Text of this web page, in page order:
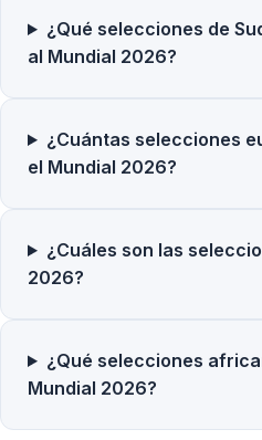
¿Qué selecciones de
al Mundial 2026?
¿Cuántas selecciones
el Mundial 2026?
¿Cuáles son las
2026?
¿Qué selecciones
Mundial 2026?